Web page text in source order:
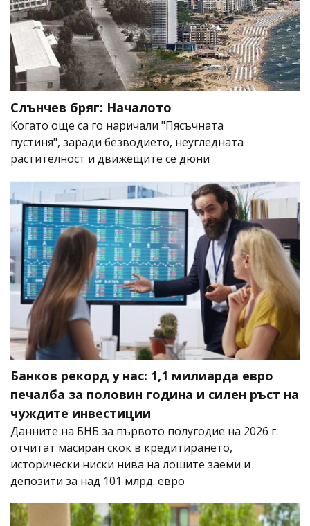
Слънчев бряг: Началото
Когато още са го наричали "Пясъчната
пустиня", заради безводието, неугледната
растителност и движещите се дюни
Банков рекорд у нас: 1,1 милиарда евро
печалба за половин година и силен ръст на
чуждите инвестиции
Данните на БНБ за първото полугодие на 2026 г.
отчитат масиран скок в кредитирането,
исторически ниски нива на лошите заеми и
депозити за над 101 млрд. евро